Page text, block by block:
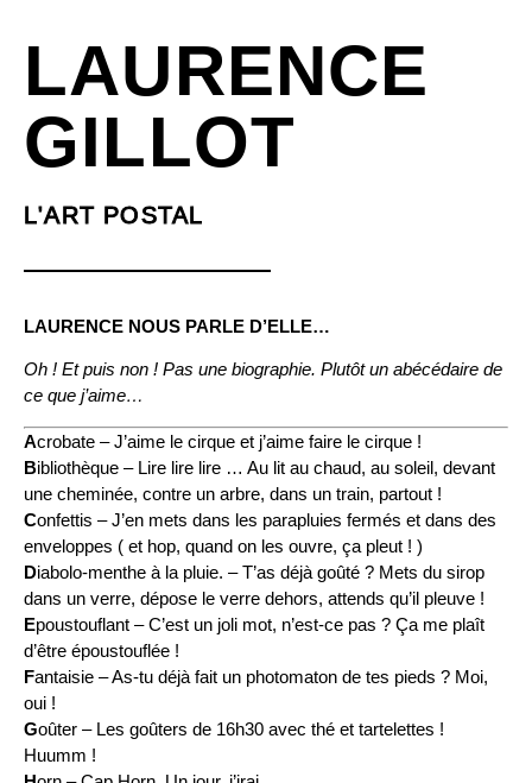
LAURENCE
GILLOT
L'ART POSTAL
LAURENCE NOUS PARLE D’ELLE…
Oh ! Et puis non ! Pas une biographie. Plutôt un abécédaire de
ce que j’aime…
Acrobate – J’aime le cirque et j’aime faire le cirque !
Bibliothèque – Lire lire lire … Au lit au chaud, au soleil, devant
une cheminée, contre un arbre, dans un train, partout !
Confettis – J’en mets dans les parapluies fermés et dans des
enveloppes ( et hop, quand on les ouvre, ça pleut ! )
Diabolo-menthe à la pluie. – T’as déjà goûté ? Mets du sirop
dans un verre, dépose le verre dehors, attends qu’il pleuve !
Epoustouflant – C’est un joli mot, n’est-ce pas ? Ça me plaît
d’être époustouflée !
Fantaisie – As-tu déjà fait un photomaton de tes pieds ? Moi,
oui !
Goûter – Les goûters de 16h30 avec thé et tartelettes !
Huumm !